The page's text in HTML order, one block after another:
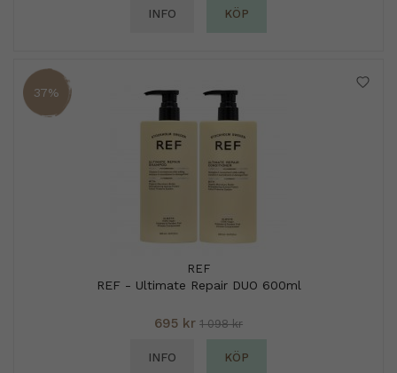
INFO KÖP
37%
REF
REF - Ultimate Repair DUO 600ml
695 kr 1 098 kr
INFO KÖP